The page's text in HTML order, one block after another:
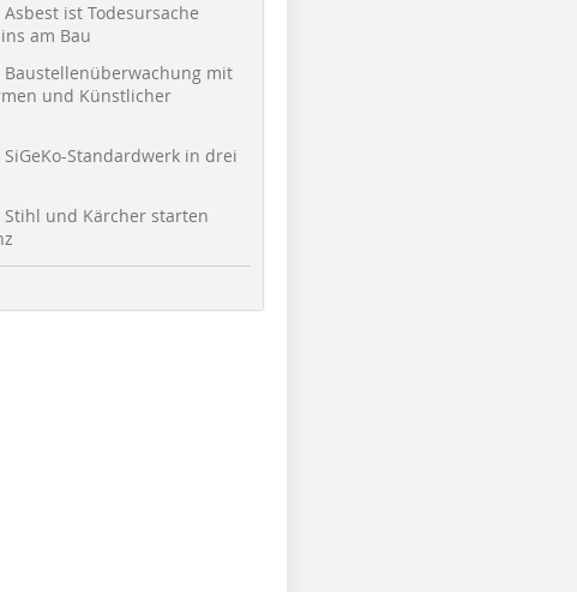
Asbest ist Todesursache
am Bau
Baustellenüberwachung mit
und Künstlicher
SiGeKo-Standardwerk in drei
Stihl und Kärcher starten